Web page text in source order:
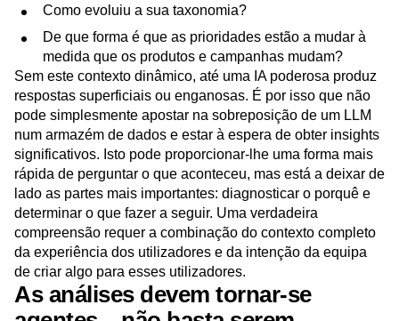
Como evoluiu a sua taxonomia?
De que forma é que as prioridades estão a mudar à
medida que os produtos e campanhas mudam?
Sem este contexto dinâmico, até uma IA poderosa produz
respostas superficiais ou enganosas. É por isso que não
pode simplesmente apostar na sobreposição de um LLM
num armazém de dados e estar à espera de obter insights
significativos. Isto pode proporcionar-lhe uma forma mais
rápida de perguntar o que aconteceu, mas está a deixar de
lado as partes mais importantes: diagnosticar o porquê e
determinar o que fazer a seguir. Uma verdadeira
compreensão requer a combinação do contexto completo
da experiência dos utilizadores e da intenção da equipa
de criar algo para esses utilizadores.